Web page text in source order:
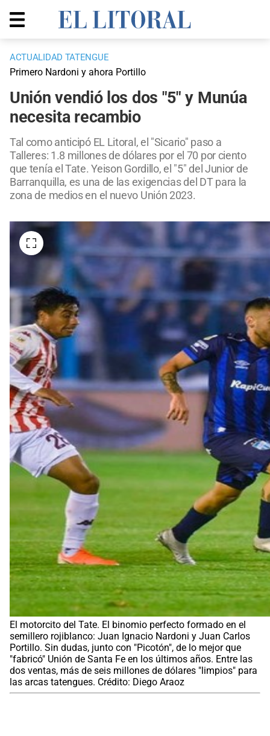
ACTUALIDAD TATENGUE
Primero Nardoni y ahora Portillo
Unión vendió los dos "5" y Munúa
necesita recambio
Tal como anticipó EL Litoral, el "Sicario" paso a
Talleres: 1.8 millones de dólares por el 70 por ciento
que tenía el Tate. Yeison Gordillo, el "5" del Junior de
Barranquilla, es una de las exigencias del DT para la
zona de medios en el nuevo Unión 2023.
El motorcito del Tate. El binomio perfecto formado en el
semillero rojiblanco: Juan Ignacio Nardoni y Juan Carlos
Portillo. Sin dudas, junto con "Picotón", de lo mejor que
"fabricó" Unión de Santa Fe en los últimos años. Entre las
dos ventas, más de seis millones de dólares "limpios" para
las arcas tatengues. Crédito: Diego Araoz